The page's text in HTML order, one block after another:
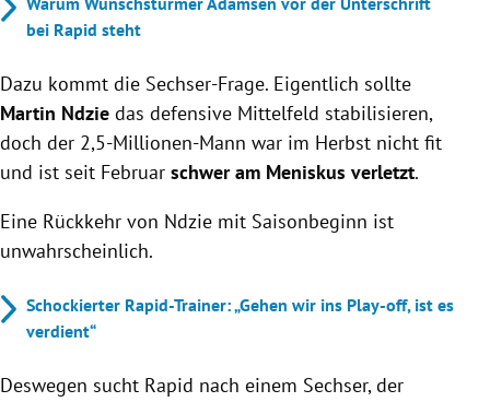
bei Rapid steht
Dazu kommt die Sechser-Frage. Eigentlich sollte
Martin Ndzie das defensive Mittelfeld stabilisieren,
doch der 2,5-Millionen-Mann war im Herbst nicht fit
und ist seit Februar schwer am Meniskus verletzt.
Eine Rückkehr von Ndzie mit Saisonbeginn ist
unwahrscheinlich.
Schockierter Rapid-Trainer: „Gehen wir ins Play-off, ist es
verdient“
Deswegen sucht Rapid nach einem Sechser, der